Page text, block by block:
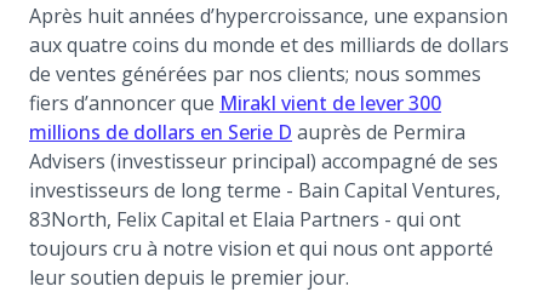
Après huit années d’hypercroissance, une expansion
aux quatre coins du monde et des milliards de dollars
de ventes générées par nos clients; nous sommes
fiers d’annoncer que Mirakl vient de lever 300
millions de dollars (opens in a new tab)
en Serie D (opens in a new tab)
auprès de Permira
Advisers (investisseur principal) accompagné de ses
investisseurs de long terme - Bain Capital Ventures,
83North, Felix Capital et Elaia Partners - qui ont
toujours cru à notre vision et qui nous ont apporté
leur soutien depuis le premier jour.